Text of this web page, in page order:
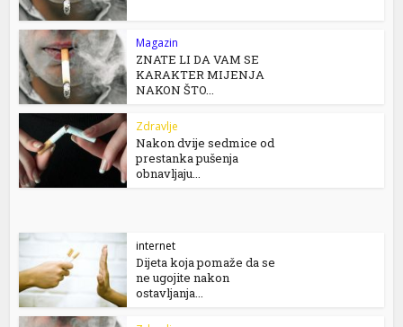
Magazin
ZNATE LI DA VAM SE
KARAKTER MIJENJA
NAKON ŠTO...
Zdravlje
Nakon dvije sedmice od
prestanka pušenja
obnavljaju...
internet
Dijeta koja pomaže da se
ne ugojite nakon
ostavljanja...